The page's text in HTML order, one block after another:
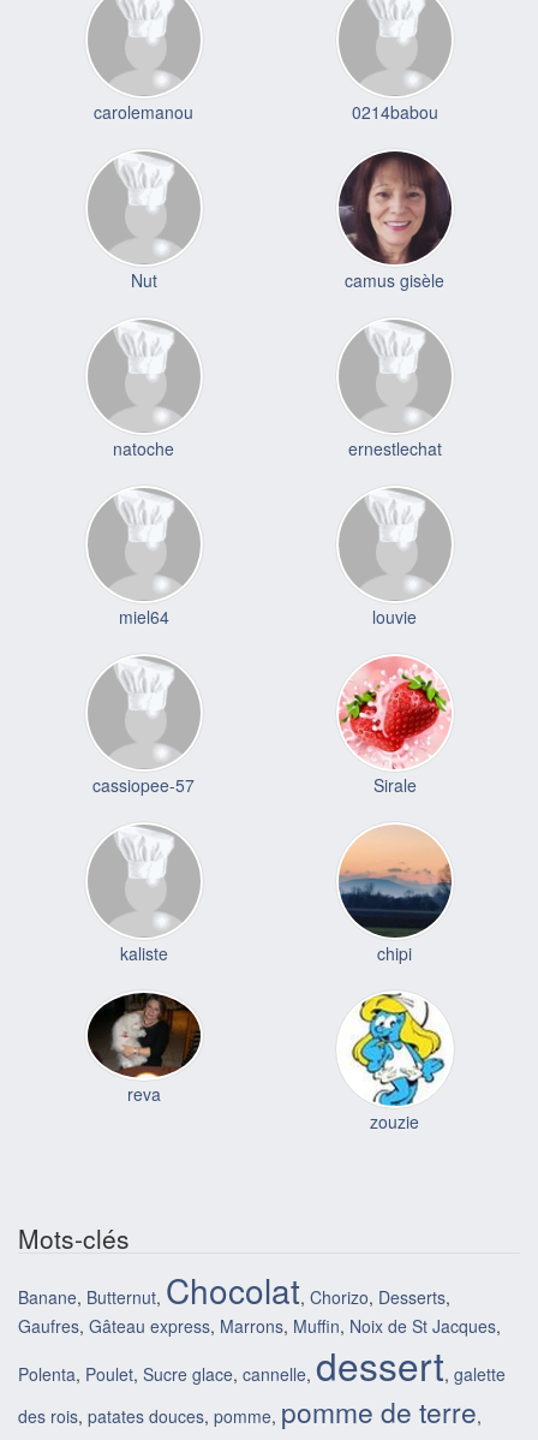
carolemanou 0214babou
Nut camus gisèle
natoche ernestlechat
miel64 louvie
cassiopee-57 Sirale
kaliste chipi
reva
zouzie
Mots-clés
Banane, Butternut, Chocolat, Chorizo, Desserts,
Gaufres, Gâteau express, Marrons, Muffin, Noix de St Jacques,
Polenta, Poulet, Sucre glace, cannelle, dessert, galette
des rois, patates douces, pomme, pomme de terre,